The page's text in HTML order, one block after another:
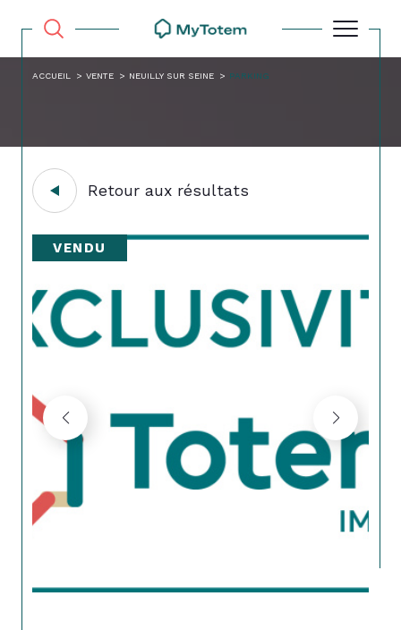
ACCUEIL VENTE NEUILLY SUR SEINE PARKING
Retour aux résultats
VENDU